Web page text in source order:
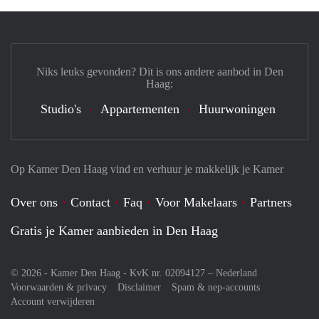
Op Kamer Den Haag vind en verhuur je makkelijk je Kamer
Over ons Contact Faq Voor Makelaars
Partners
Gratis je Kamer aanbieden in Den Haag
© 2026 - Kamer Den Haag - KvK nr. 02094127 – Nederland
Voorwaarden & privacy
Disclaimer
Spam & nep-accounts
Account verwijderen
Niks leuks gevonden? Dit is ons andere aanbod in Den
Haag:
Studio's Appartementen Huurwoningen